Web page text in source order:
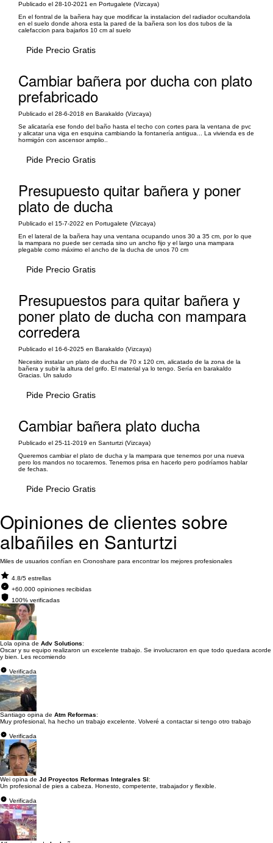
Publicado el 28-10-2021 en Portugalete (Vizcaya)
En el fontral de la bañera hay que modificar la instalacion del radiador ocultandola
en el suelo donde ahora esta la pared de la bañera son los dos tubos de la
calefaccion para bajarlos 10 cm al suelo
Pide Precio Gratis
Cambiar bañera por ducha con plato
prefabricado
Publicado el 28-6-2018 en Barakaldo (Vizcaya)
Se alicataría ese fondo del baño hasta el techo con cortes para la ventana de pvc
y alicatar una viga en esquina cambiando la fontanería antigua... La vivienda es de
hormigón con ascensor amplio..
Pide Precio Gratis
Presupuesto quitar bañera y poner
plato de ducha
Publicado el 15-7-2022 en Portugalete (Vizcaya)
En el lateral de la bañera hay una ventana ocupando unos 30 a 35 cm, por lo que
la mampara no puede ser cerrada sino un ancho fijo y el largo una mampara
plegable como máximo el ancho de la ducha de unos 70 cm
Pide Precio Gratis
Presupuestos para quitar bañera y
poner plato de ducha con mampara
corredera
Publicado el 16-6-2025 en Barakaldo (Vizcaya)
Necesito instalar un plato de ducha de 70 x 120 cm, alicatado de la zona de la
bañera y subir la altura del grifo. El material ya lo tengo. Sería en barakaldo
Gracias. Un saludo
Pide Precio Gratis
Cambiar bañera plato ducha
Publicado el 25-11-2019 en Santurtzi (Vizcaya)
Queremos cambiar el plato de ducha y la mampara que tenemos por una nueva
pero los mandos no tocaremos. Tenemos prisa en hacerlo pero podríamos hablar
de fechas.
Pide Precio Gratis
Opiniones de clientes sobre
albañiles en Santurtzi
Miles de usuarios confían en Cronoshare para encontrar los mejores profesionales
4.8/5 estrellas
+60.000 opiniones recibidas
100% verificadas
Lola opina de Adv Solutions:
Oscar y su equipo realizaron un excelente trabajo. Se involucraron en que todo quedara acorde
y bien. Les recomiendo
Verificada
Santiago opina de Atm Reformas:
Muy profesional, ha hecho un trabajo excelente. Volveré a contactar si tengo otro trabajo
Verificada
Wei opina de Jd Proyectos Reformas Integrales Sl:
Un profesional de pies a cabeza. Honesto, competente, trabajador y flexible.
Verificada